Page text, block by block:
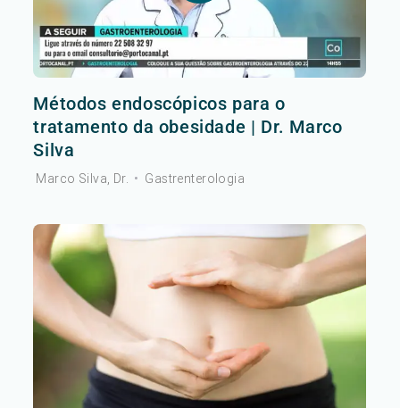
Métodos endoscópicos para o
tratamento da obesidade | Dr. Marco
Silva
Marco Silva, Dr. • Gastrenterologia